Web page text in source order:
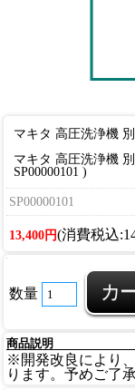
マキタ 高圧洗浄機
マキタ 高圧洗浄機
SP00000101 )
SP00000101
13,400円(消費税込
数量
商品説明
※開発改良により
ります。予めご了